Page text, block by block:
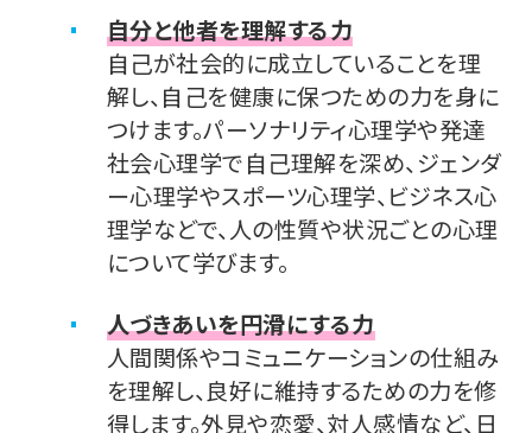
自分と他者を理解する力
自己が社会的に成立していることを理
解し、自己を健康に保つための力を身に
つけます。パーソナリティ心理学や発達
社会心理学で自己理解を深め、ジェンダ
ー心理学やスポーツ心理学、ビジネス心
理学などで、人の性質や状況ごとの心理
について学びます。
人づきあいを円滑にする力
人間関係やコミュニケーションの仕組み
を理解し、良好に維持するための力を修
得します。外見や恋愛、対人感情など、日